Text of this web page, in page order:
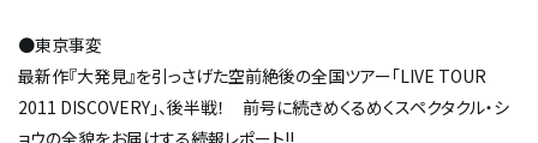
●東京事変
最新作『大発見』を引っさげた空前絶後の全国ツアー「LIVE TOUR
2011 DISCOVERY」、後半戦！ 前号に続きめくるめくスペクタクル・シ
ョウの全貌をお届けする続報レポート!!